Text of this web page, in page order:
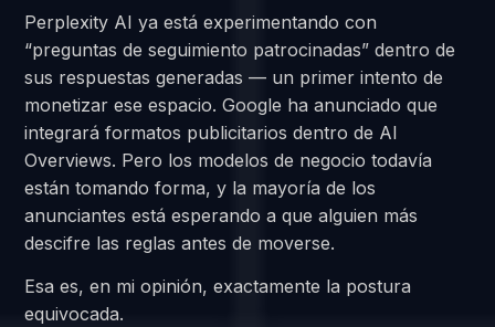
Perplexity AI ya está experimentando con
“preguntas de seguimiento patrocinadas” dentro de
sus respuestas generadas — un primer intento de
monetizar ese espacio. Google ha anunciado que
integrará formatos publicitarios dentro de AI
Overviews. Pero los modelos de negocio todavía
están tomando forma, y la mayoría de los
anunciantes está esperando a que alguien más
descifre las reglas antes de moverse.
Esa es, en mi opinión, exactamente la postura
equivocada.